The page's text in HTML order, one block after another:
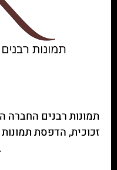
תמונות רבנים החברה
זכוכית, הדפסת